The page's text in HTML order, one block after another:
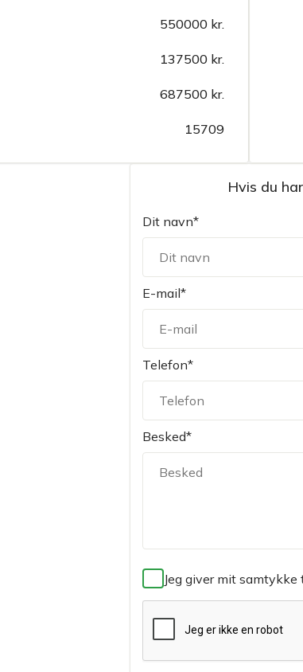
550000 kr.
137500 kr.
687500 kr.
15709
Hvis du
Dit navn*
E-mail*
Telefon*
Besked*
Jeg giver mit